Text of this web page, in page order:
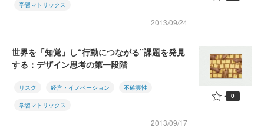
学習マトリックス
2013/09/24
世界を「知覚」し“行動につながる”課題を発見
する：デザイン思考の第一段階
リスク 経営・イノベーション 不確実性
学習マトリックス
2013/09/17
0